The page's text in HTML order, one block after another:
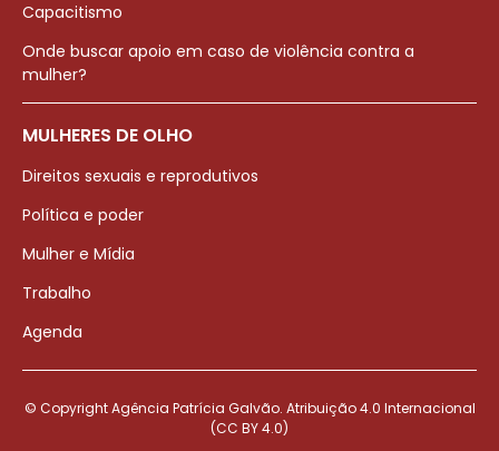
Capacitismo
Onde buscar apoio em caso de violência contra a
mulher?
MULHERES DE OLHO
Direitos sexuais e reprodutivos
Política e poder
Mulher e Mídia
Trabalho
Agenda
© Copyright Agência Patrícia Galvão. Atribuição 4.0 Internacional
(CC BY 4.0)